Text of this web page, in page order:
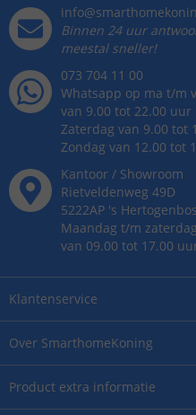
Over SmarthomeKoning
Product extra informatie
Klantenservice
Binnen 24 uur
meestal sneller!
073 704 11 00
Whatsapp op ma t/m
van 9.00 tot 22.00 uur
Zaterdag van 9.00 tot
Zondag van 12.00 tot
Kantoor / Showroom
Rietveldenweg 49D
5222AP 's
Maandag t/m
van 09.00 tot 17.00